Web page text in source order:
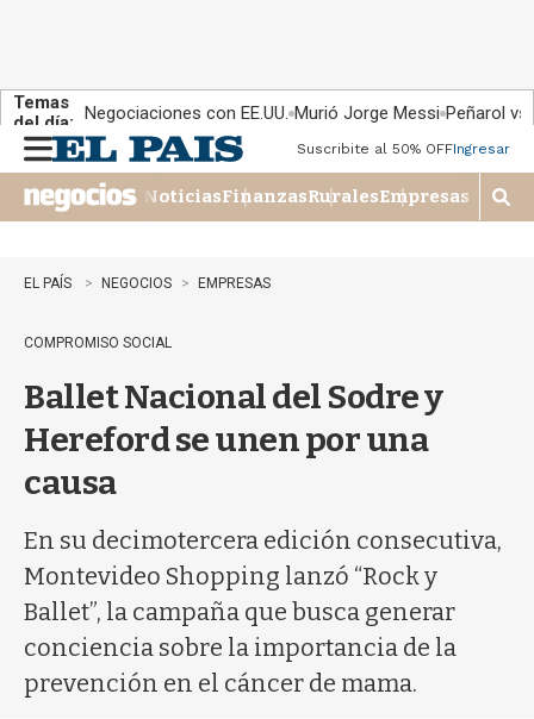
Temas
del día: Negociaciones con EE.UU. Murió Jorge Messi Peñarol
n
u
Suscribite al 50% OFFIngresar
NoticiasFinanzasRuralesEmpresas
M
o
EL PAÍS NEGOCIOS EMPRESAS
COMPROMISO SOCIAL
Ballet Nacional del Sodre y
Hereford se unen por una
causa
En su decimotercera edición consecutiva,
Montevideo Shopping lanzó “Rock y
Ballet”, la campaña que busca generar
conciencia sobre la importancia de la
prevención en el cáncer de mama.